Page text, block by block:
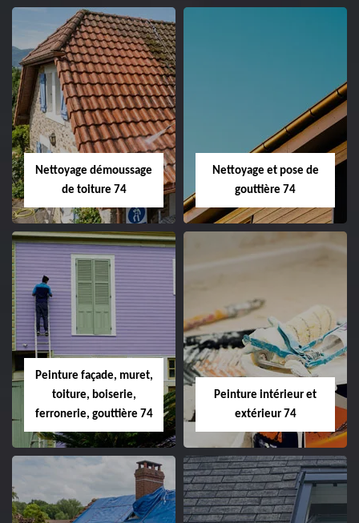
Nettoyage démoussage
de toiture 74
Nettoyage et pose de
gouttière 74
Peinture façade, muret,
toiture, boiserie,
ferronerie, gouttière 74
Peinture intérieur et
extérieur 74